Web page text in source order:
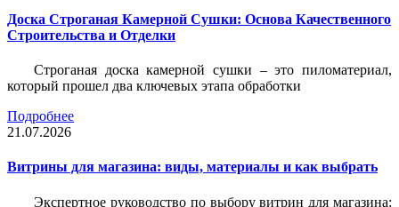
Доска Строганая Камерной Сушки: Основа Качественного
Строительства и Отделки
Строганая доска камерной сушки – это пиломатериал,
который прошел два ключевых этапа обработки
Подробнее
21.07.2026
Витрины для магазина: виды, материалы и как выбрать
Экспертное руководство по выбору витрин для магазина: